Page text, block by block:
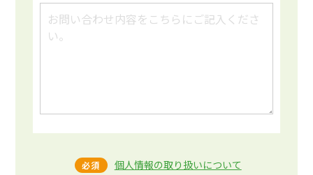
必須
個人情報の取り扱いについて